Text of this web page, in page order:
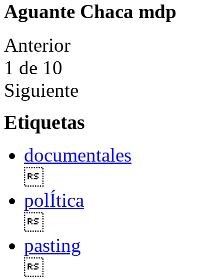
Aguante Chaca mdp
Anterior
1 de 10
Siguiente
Etiquetas
documentales
polÍtica
pasting